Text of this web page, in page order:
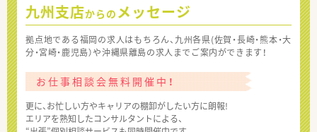
九州支店からの メッセージ
拠点地である福岡の求人はもちろん、九州各県(佐賀・長崎・熊本・大
分・宮崎・鹿児島）や沖縄県離島の求人までご案内ができます！
お仕事相談会無料開催中！
更に、お忙しい方やキャリアの棚卸がしたい方に朗報!
エリアを熟知したコンサルタントによる、